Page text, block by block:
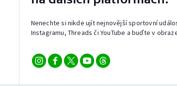
Nenechte si nikde ujít nejnovější sportovní
Instagramu, Threads či YouTube a buďte v